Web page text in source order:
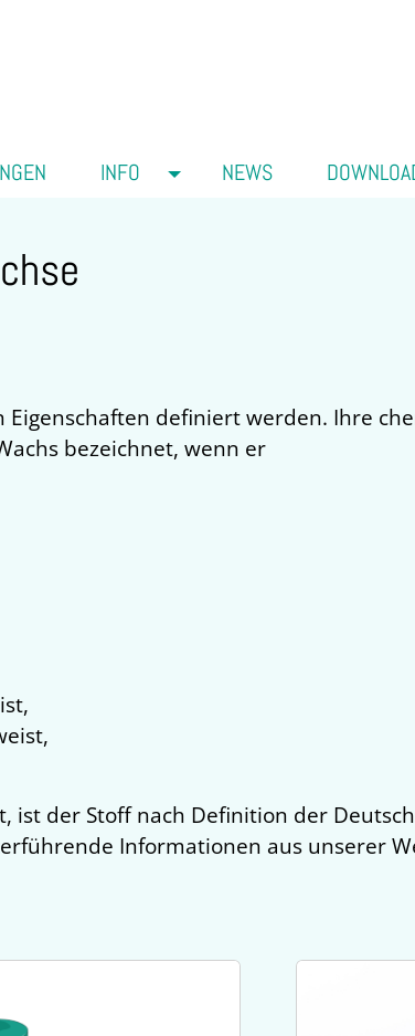
INFO NEWS
definiert werden. Ihre
bezeichnet, wenn er
der Stoff nach Definition der
Informationen aus unserer